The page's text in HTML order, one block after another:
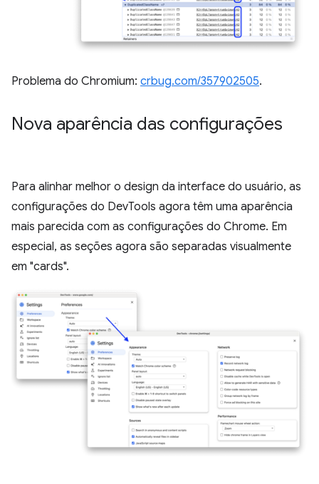
Problema do Chromium: crbug.com/357902505.
Nova aparência das configurações
Para alinhar melhor o design da interface do usuário, as
configurações do DevTools agora têm uma aparência
mais parecida com as configurações do Chrome. Em
especial, as seções agora são separadas visualmente
em "cards".